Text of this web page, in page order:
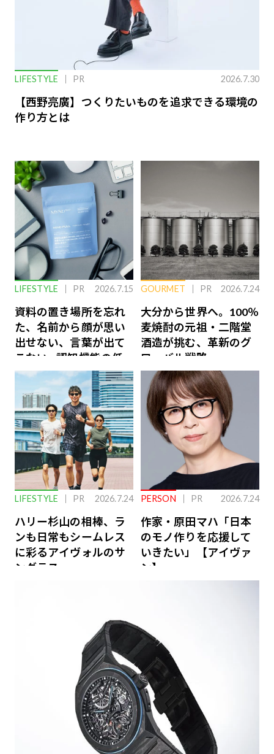
LIFESTYLE PR 2026.7.30
【西野亮廣】つくりたいものを追求できる環境の
作り方とは
LIFESTYLE PR 2026.7.15
資料の置き場所を忘れ
た、名前から顔が思い
出せない、言葉が出て
こない…認知機能の低
下を救う、脳のインナ
ーケアとは
GOURMET PR 2026.7.24
大分から世界へ。100％
麦焼酎の元祖・二階堂
酒造が挑む、革新のグ
ローバル戦略
LIFESTYLE PR 2026.7.24
ハリー杉山の相棒、ラ
ンも日常もシームレス
に彩るアイヴォルのサ
ングラス
PERSON PR 2026.7.24
作家・原田マハ「日本
のモノ作りを応援して
いきたい」【アイヴァ
ン】